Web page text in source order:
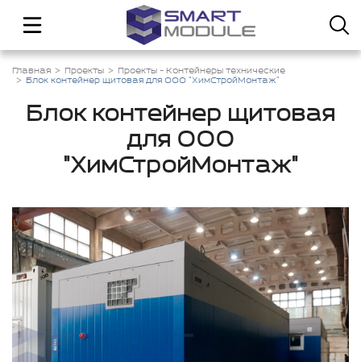
Главная Проекты
Проекты - Контейнеры технические
Блок контейнер щитовая для ООО "ХимСтройМонтаж"
Блок контейнер щитовая
для ООО
"ХимСтройМонтаж"